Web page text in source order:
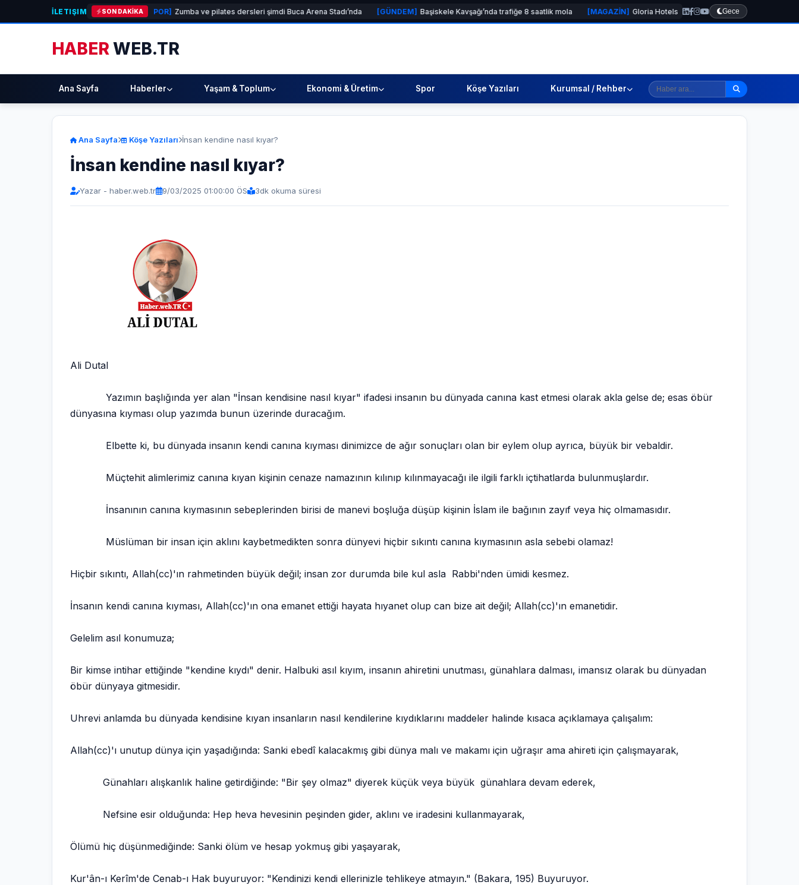
İLETIŞIM SON DAKİKA
güçlendiriyor [SPOR] Zumba ve pilates dersleri şimdi Buca Arena Stadı’nda [GÜNDEM] Başiskele Kavşağı’nda trafiğe 8 saatlik mola [MAGAZİN] Gloria Hotels & Resorts, Ödüllü bar Panda & Sons ile
Gece
HABERWEB.TR
Ana Sayfa Haberler Yaşam & Toplum Ekonomi & Üretim Spor Köşe Yazıları Kurumsal / Rehber
Ana Sayfa Köşe Yazıları İnsan kendine nasıl kıyar?
İnsan kendine nasıl kıyar?
Yazar - haber.web.tr 9/03/2025 01:00:00 ÖS 3dk okuma süresi
Ali Dutal
Yazımın başlığında yer alan "İnsan kendisine nasıl kıyar" ifadesi insanın bu dünyada canına kast etmesi olarak akla gelse de; esas öbür
dünyasına kıyması olup yazımda bunun üzerinde duracağım.
Elbette ki, bu dünyada insanın kendi canına kıyması dinimizce de ağır sonuçları olan bir eylem olup ayrıca, büyük bir vebaldir.
Müçtehit alimlerimiz canına kıyan kişinin cenaze namazının kılınıp kılınmayacağı ile ilgili farklı içtihatlarda bulunmuşlardır.
İnsanının canına kıymasının sebeplerinden birisi de manevi boşluğa düşüp kişinin İslam ile bağının zayıf veya hiç olmamasıdır.
Müslüman bir insan için aklını kaybetmedikten sonra dünyevi hiçbir sıkıntı canına kıymasının asla sebebi olamaz!
Hiçbir sıkıntı, Allah(cc)'ın rahmetinden büyük değil; insan zor durumda bile kul asla Rabbi'nden ümidi kesmez.
İnsanın kendi canına kıyması, Allah(cc)'ın ona emanet ettiği hayata hıyanet olup can bize ait değil; Allah(cc)'ın emanetidir.
Gelelim asıl konumuza;
Bir kimse intihar ettiğinde "kendine kıydı" denir. Halbuki asıl kıyım, insanın ahiretini unutması, günahlara dalması, imansız olarak bu dünyadan
öbür dünyaya gitmesidir.
Uhrevi anlamda bu dünyada kendisine kıyan insanların nasıl kendilerine kıydıklarını maddeler halinde kısaca açıklamaya çalışalım:
Allah(cc)'ı unutup dünya için yaşadığında: Sanki ebedî kalacakmış gibi dünya malı ve makamı için uğraşır ama ahireti için çalışmayarak,
Günahları alışkanlık haline getirdiğinde: "Bir şey olmaz" diyerek küçük veya büyük günahlara devam ederek,
Nefsine esir olduğunda: Hep heva hevesinin peşinden gider, aklını ve iradesini kullanmayarak,
Ölümü hiç düşünmediğinde: Sanki ölüm ve hesap yokmuş gibi yaşayarak,
Kur'ân-ı Kerîm'de Cenab-ı Hak buyuruyor: "Kendinizi kendi ellerinizle tehlikeye atmayın." (Bakara, 195) Buyuruyor.